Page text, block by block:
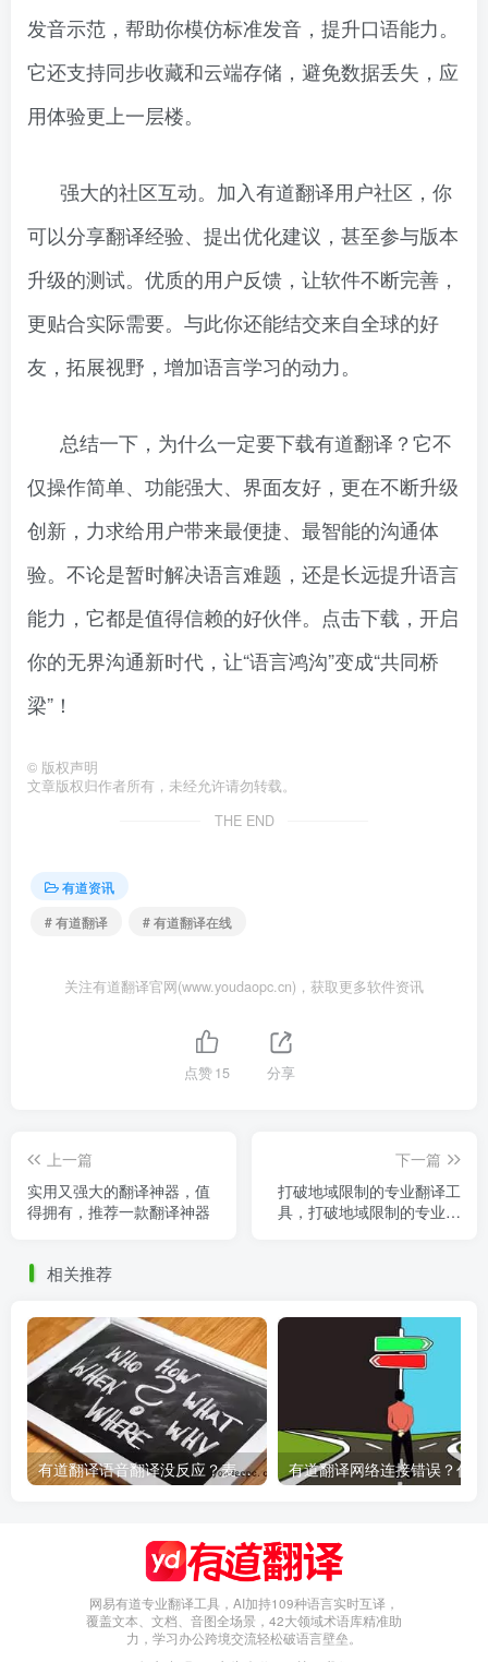
发音示范，帮助你模仿标准发音，提升口语能力。
它还支持同步收藏和云端存储，避免数据丢失，应
用体验更上一层楼。
强大的社区互动。加入有道翻译用户社区，你
可以分享翻译经验、提出优化建议，甚至参与版本
升级的测试。优质的用户反馈，让软件不断完善，
更贴合实际需要。与此你还能结交来自全球的好
友，拓展视野，增加语言学习的动力。
总结一下，为什么一定要下载有道翻译？它不
仅操作简单、功能强大、界面友好，更在不断升级
创新，力求给用户带来最便捷、最智能的沟通体
验。不论是暂时解决语言难题，还是长远提升语言
能力，它都是值得信赖的好伙伴。点击下载，开启
你的无界沟通新时代，让“语言鸿沟”变成“共同桥
梁”！
© 版权声明
文章版权归作者所有，未经允许请勿转载。
THE END
有道资讯
# 有道翻译
# 有道翻译在线
关注有道翻译官网(www.youdaopc.cn)，获取更多软件资讯
点赞15 分享
上一篇
实用又强大的翻译神器，值
得拥有，推荐一款翻译神器
下一篇
打破地域限制的专业翻译工
具，打破地域限制的专业翻
相关推荐
有道翻译语音翻译没反应？麦克风权限设置指南
网易有道专业翻译工具，AI加持109种语言实时互译，
覆盖文本、文档、音图全场景，42大领域术语库精准助
力，学习办公跨境交流轻松破语言壁垒。